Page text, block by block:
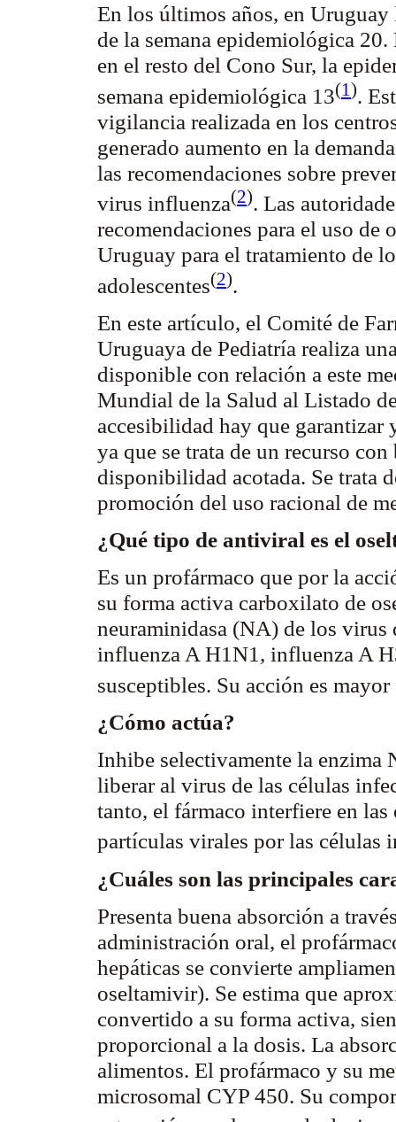
En los últimos años, en
de la semana epidemiológica
en el resto del Cono Sur, la
semana epidemiológica 13(1).
vigilancia realizada en los
generado aumento en la
las recomendaciones sobre
virus influenza(2). Las
recomendaciones para el uso de
Uruguay para el tratamiento de
adolescentes(2).
En este artículo, el Comité de
Uruguaya de Pediatría realiza
disponible con relación a este
Mundial de la Salud al Listado
accesibilidad hay que garantizar
ya que se trata de un recurso
disponibilidad acotada. Se trata
promoción del uso racional de
¿Qué tipo de antiviral es el
Es un profármaco que por la
su forma activa carboxilato de
neuraminidasa (NA) de los virus
influenza A H1N1, influenza A
susceptibles. Su acción es
¿Cómo actúa?
Inhibe selectivamente la enzima
liberar al virus de las células
tanto, el fármaco interfiere en
partículas virales por las células
¿Cuáles son las principales
Presenta buena absorción a
administración oral, el
hepáticas se convierte
oseltamivir). Se estima que
convertido a su forma activa,
proporcional a la dosis. La
alimentos. El profármaco y su
microsomal CYP 450. Su